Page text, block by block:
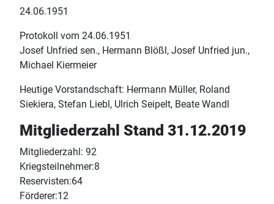
24.06.1951
Protokoll vom 24.06.1951
Josef Unfried sen., Hermann Blößl, Josef Unfried jun.,
Michael Kiermeier
Heutige Vorstandschaft: Hermann Müller, Roland
Siekiera, Stefan Liebl, Ulrich Seipelt, Beate Wandl
Mitgliederzahl Stand 31.12.2019
Mitgliederzahl: 92
Kriegsteilnehmer:8
Reservisten:64
Förderer:12